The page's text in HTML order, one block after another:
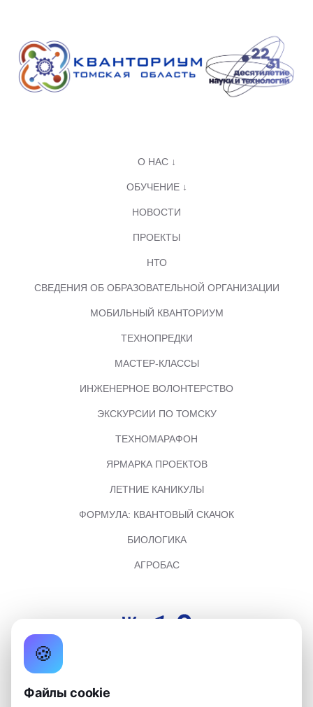
О НАС ↓
ОБУЧЕНИЕ ↓
НОВОСТИ
ПРОЕКТЫ
НТО
СВЕДЕНИЯ ОБ ОБРАЗОВАТЕЛЬНОЙ ОРГАНИЗАЦИИ
МОБИЛЬНЫЙ КВАНТОРИУМ
ТЕХНОПРЕДКИ
МАСТЕР-КЛАССЫ
ИНЖЕНЕРНОЕ ВОЛОНТЕРСТВО
ЭКСКУРСИИ ПО ТОМСКУ
ТЕХНОМАРАФОН
ЯРМАРКА ПРОЕКТОВ
ЛЕТНИЕ КАНИКУЛЫ
ФОРМУЛА: КВАНТОВЫЙ СКАЧОК
БИОЛОГИКА
АГРОБАС
🍪
Файлы cookie